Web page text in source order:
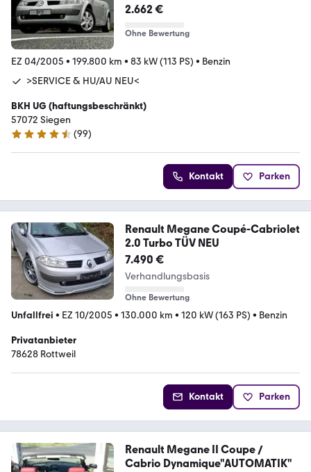
2.662 €
Ohne Bewertung
EZ 04/2005 • 199.800 km • 83 kW (113 PS) • Benzin
>SERVICE & HU/AU NEU<
BKH UG (haftungsbeschränkt)
57072 Siegen
4.3 Sterne
(99)
Kontakt Parken
Renault Megane Coupé-Cabriolet
2.0 Turbo TÜV NEU
7.490 €
Verhandlungsbasis
Ohne Bewertung
Unfallfrei • EZ 10/2005 • 130.000 km • 120 kW (163 PS) • Benzin
Privatanbieter
78628 Rottweil
Kontakt Parken
Renault Megane II Coupe /
Cabrio Dynamique"AUTOMATIK"